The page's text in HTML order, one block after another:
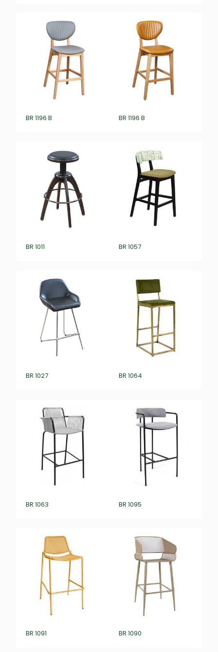
BR 1196 B BR 1196 B
BR 1011 BR 1057
BR 1027 BR 1064
BR 1063 BR 1095
BR 1091 BR 1090